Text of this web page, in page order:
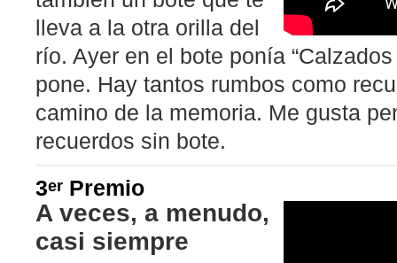
lleva a la otra orilla del
río. Ayer en el bote ponía
pone. Hay tantos rumbos como
camino de la memoria. Me gusta
recuerdos sin bote.
3er Premio
A veces, a menudo,
casi siempre